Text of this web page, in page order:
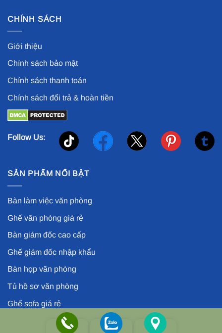
CHÍNH SÁCH
Giới thiệu
Chính sách bảo mật
Chính sách thanh toán
Chính sách đổi trả & hoàn tiền
Follow Us:
SẢN PHẨM NỔI BẬT
Bàn làm việc văn phòng
Ghế văn phòng giá rẻ
Bàn giám đốc cao cấp
Ghế giám đốc nhập khẩu
Bàn họp văn phòng
Tủ hồ sơ văn phòng
Ghế sofa giá rẻ